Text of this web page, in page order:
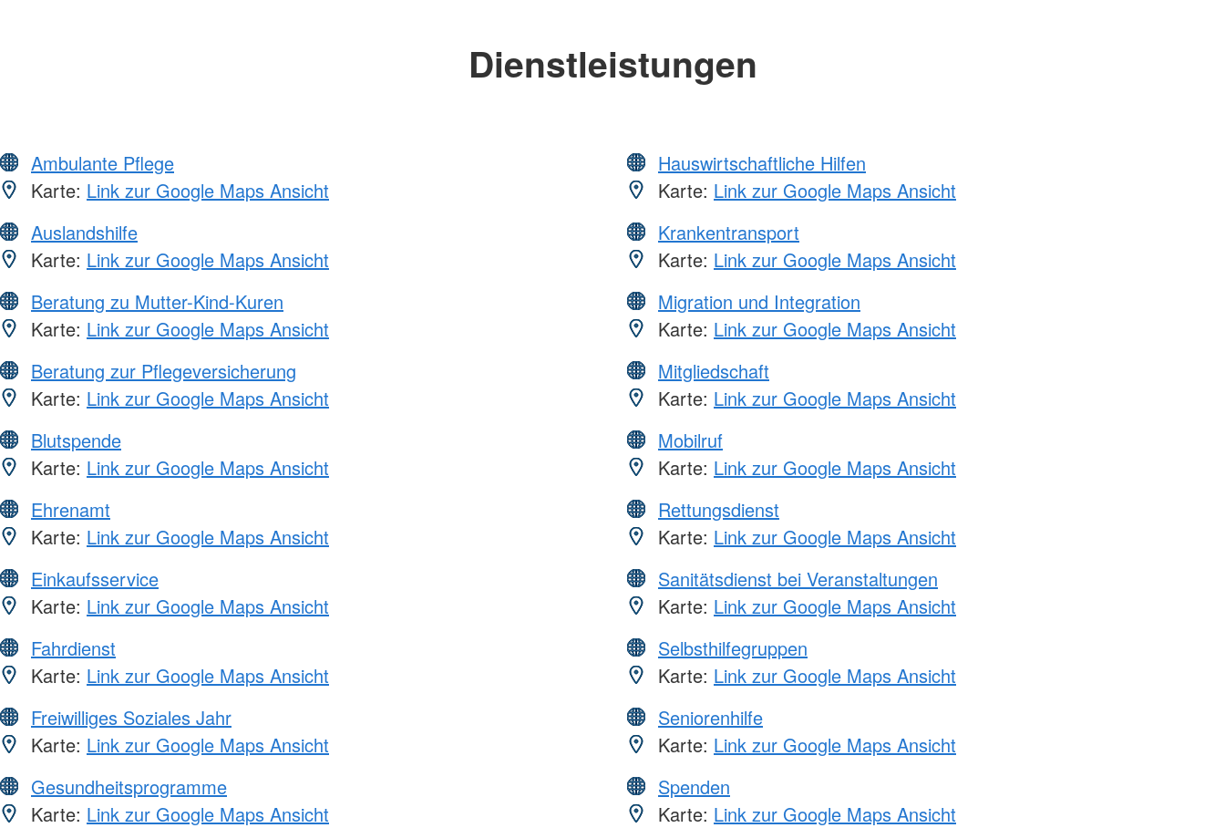
Dienstleistungen
Ambulante Pflege
Karte: Link zur Google Maps Ansicht
Auslandshilfe
Karte: Link zur Google Maps Ansicht
Beratung zu Mutter-Kind-Kuren
Karte: Link zur Google Maps Ansicht
Beratung zur Pflegeversicherung
Karte: Link zur Google Maps Ansicht
Blutspende
Karte: Link zur Google Maps Ansicht
Ehrenamt
Karte: Link zur Google Maps Ansicht
Einkaufsservice
Karte: Link zur Google Maps Ansicht
Fahrdienst
Karte: Link zur Google Maps Ansicht
Freiwilliges Soziales Jahr
Karte: Link zur Google Maps Ansicht
Gesundheitsprogramme
Karte: Link zur Google Maps Ansicht
Hauswirtschaftliche Hilfen
Karte: Link zur Google Maps Ansicht
Krankentransport
Karte: Link zur Google Maps Ansicht
Migration und Integration
Karte: Link zur Google Maps Ansicht
Mitgliedschaft
Karte: Link zur Google Maps Ansicht
Mobilruf
Karte: Link zur Google Maps Ansicht
Rettungsdienst
Karte: Link zur Google Maps Ansicht
Sanitätsdienst bei Veranstaltungen
Karte: Link zur Google Maps Ansicht
Selbsthilfegruppen
Karte: Link zur Google Maps Ansicht
Seniorenhilfe
Karte: Link zur Google Maps Ansicht
Spenden
Karte: Link zur Google Maps Ansicht